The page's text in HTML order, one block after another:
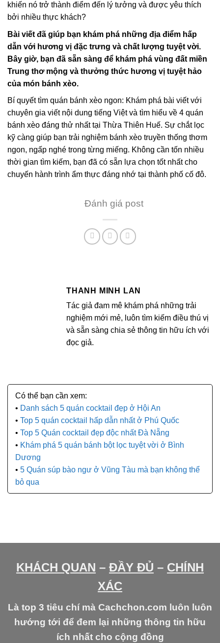
khiến nó trở thành điểm đến lý tưởng và được yêu thích
bởi nhiều thực khách?
Bài viết đã giúp bạn khám phá những địa điểm hấp
dẫn với hương vị đặc trưng và chất lượng tuyệt vời.
Bây giờ, bạn đã sẵn sàng để khám phá vùng đất miền
Trung thơ mộng và thưởng thức hương vị tuyệt hảo
của món bánh xèo.
Bí quyết tìm quán bánh xèo ngon: Khám phá bài viết với
chuyên gia viết nội dung tiếng Việt và tìm hiểu về 4 quán
bánh xèo đáng thử nhất tại Thừa Thiên Huế. Sự chắt lọc
kỹ càng giúp bạn trải nghiệm bánh xèo truyền thống thơm
ngon, ngấp nghé trong từng miếng. Không cần tốn nhiều
thời gian tìm kiếm, bạn đã có sẵn lựa chọn tốt nhất cho
chuyến hành trình ẩm thực đáng nhớ tại thành phố cố đô.
Đánh giá post
THANH MINH LAN
Tác giả đam mê khám phá những trải
nghiệm mới mẻ, luôn tìm kiếm điều thú vị
và sẵn sàng chia sẻ thông tin hữu ích với
đọc giả.
Danh sách 5 quán cocktail đẹp ở Hội An
Top 5 quán cocktail hấp dẫn nhất ở Phú Quốc
Top 5 Quán cocktail đẹp độc nhất Đà Nẵng
Khám phá 5 quán bánh bột lọc tuyệt vời ở Bình
Dương
5 Quán súp bào ngư ở Vũng Tàu mà bạn không thể
bỏ qua
KHÁCH QUAN – ĐẦY ĐỦ – CHÍNH
XÁC
Là top 3 tiêu chí mà Cachchon.com luôn luôn
hướng tới để đem lại những thông tin hữu
ích nhất cho cộng đồng